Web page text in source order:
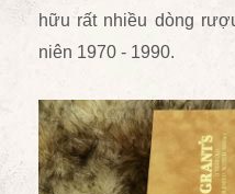
hữu rất nhiều dòng
niên 1970 - 1990.